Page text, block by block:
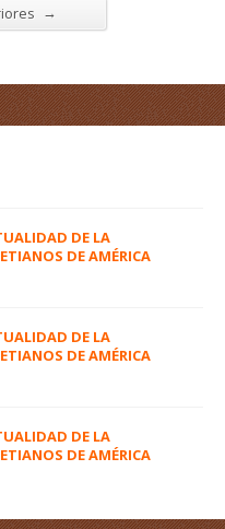
→
DE LA
DE AMÉRICA
DE LA
DE AMÉRICA
DE LA
DE AMÉRICA